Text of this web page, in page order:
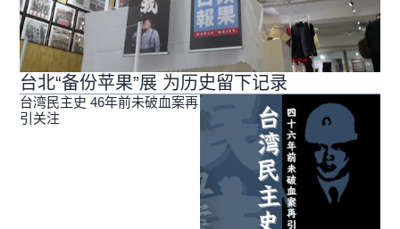
台北“备份苹果”展 为历史留下记录
台湾民主史 46年前未破血案再
引关注